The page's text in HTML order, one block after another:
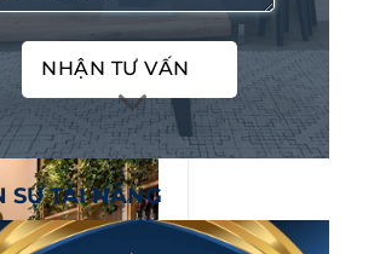
NHẬN TƯ VẤN
SỰ TÀI NĂNG